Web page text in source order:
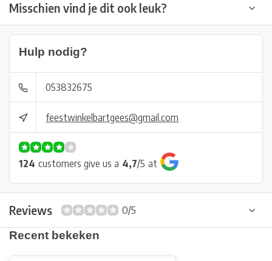
Misschien vind je dit ook leuk?
Hulp nodig?
053832675
feestwinkelbartgees@gmail.com
124 customers give us a 4,7/5 at
Reviews
0/5
Recent bekeken